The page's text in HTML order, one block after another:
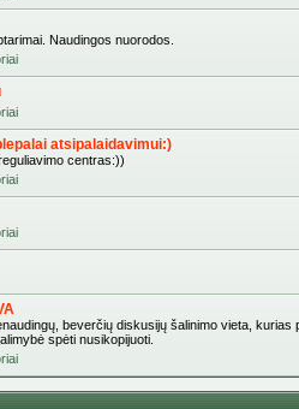
Naudingos nuorodos.
atsipalaidavimui:)
centras:))
beverčių diskusijų šalinimo vieta,
spėti nusikopijuoti.